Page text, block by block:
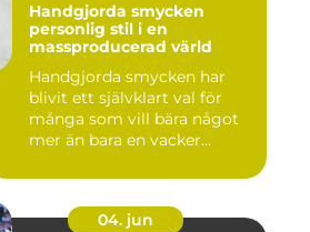
Handgjorda smycken
personlig stil i en
massproducerad värld
Handgjorda smycken har
blivit ett självklart val för
många som vill bära något
mer än bara en vacker...
04. jun